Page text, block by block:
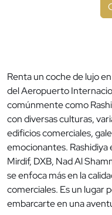
Renta un coche de lujo
del Aeropuerto
comúnmente como
con diversas culturas,
edificios comerciales,
emocionantes.
Mirdif, DXB, Nad Al
se enfoca más en la
comerciales. Es un lugar
embarcarte en una